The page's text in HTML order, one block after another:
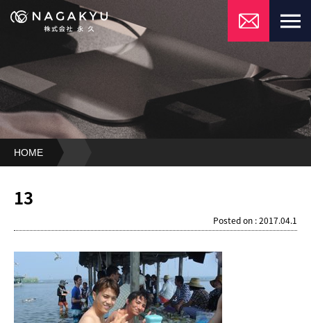
HOME
13
Posted on : 2017.04.1